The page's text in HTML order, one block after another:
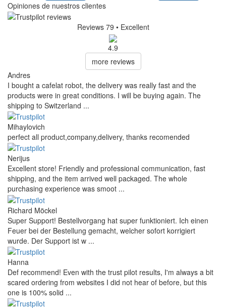
Opiniones de nuestros clientes
Reviews 79 • Excellent
4.9
more reviews
Andres
I bought a cafelat robot, the delivery was really fast and the
products were in great conditions. I will be buying again. The
shipping to Switzerland ...
Mihaylovich
perfect all product,company,delivery, thanks recomended
Nerijus
Excellent store! Friendly and professional communication, fast
shipping, and the item arrived well packaged. The whole
purchasing experience was smoot ...
Richard Möckel
Super Support! Bestellvorgang hat super funktioniert. Ich einen
Feuer bei der Bestellung gemacht, welcher sofort korrigiert
wurde. Der Support ist w ...
Hanna
Def recommend! Even with the trust pilot results, I'm always a bit
scared ordering from websites I did not hear of before, but this
one is 100% solid ...